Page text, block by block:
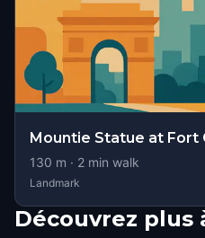
Mountie Statue at Fort
130 m · 2 min walk
Landmark
Découvrez plus